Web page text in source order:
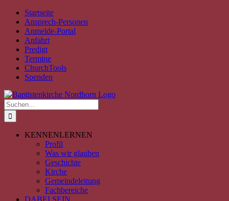
Zum
Inhalt
springen
Facebook
Instagram
YouTube
Spotify
Mail
PayPalStartseite
Ansprech-Personen
Anmelde-Portal
Anfahrt
Predigt
Termine
ChurchTools
Spenden
Suche
nach:
KENNENLERNEN
Profil
Was wir glauben
Geschichte
Kirche
Gemeindeleitung
Fachbereiche
DABEI SEIN